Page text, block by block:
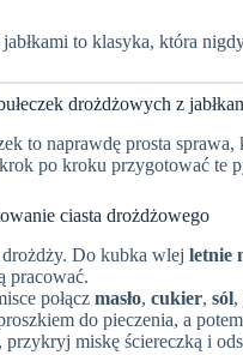
to klasyka, która
drożdżowych z
to naprawdę prosta
po kroku przygotować te
ciasta drożdżowego
Do kubka wlej letnie
pracować.
połącz masło, cukier, sól,
do pieczenia, a
miskę ściereczką i